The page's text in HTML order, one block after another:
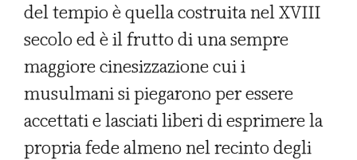
del tempio è quella costruita nel XVIII
secolo ed è il frutto di una sempre
maggiore cinesizzazione cui i
musulmani si piegarono per essere
accettati e lasciati liberi di esprimere la
propria fede almeno nel recinto degli